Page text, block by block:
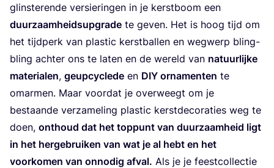
glin­ste­ren­de ver­sie­rin­gen in je kerst­boom een
duur­zaam­heid­sup­gra­de te geven. Het is hoog tijd om
het tijd­perk van plas­tic kerst­bal­len en weg­werp bling-
bling ach­ter ons te laten en de wereld van natuur­lij­ke
mate­ri­a­len, geup­cy­cle­de en DIY orna­men­ten te
omar­men. Maar voor­dat je over­weegt om je
bestaan­de ver­za­me­ling plas­tic kerst­de­co­ra­ties weg te
doen, ont­houd dat het top­punt van duur­zaam­heid ligt
in het her­ge­brui­ken van wat je al hebt en het
voor­ko­men van onno­dig afval. Als je je feest­col­lec­tie